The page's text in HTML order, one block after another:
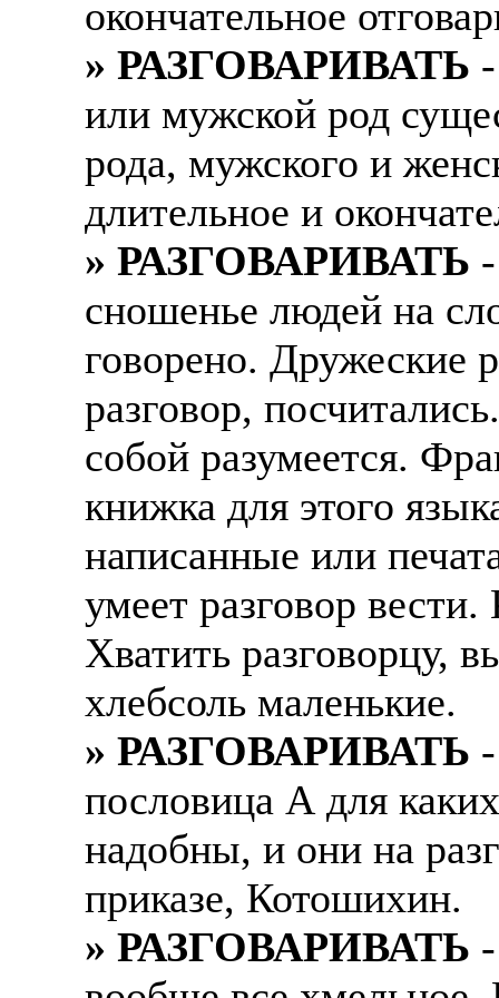
Также смотрите
отправке в другие
А также
рабочий,
стикеровщик.
# работа за границей
# работа за рубежом
# трудоустройство за
# трудоустройство за
В таких банках, как
Промсвязьбанк,
А также в компаниях:
СДЭК, ПЭК и т.д.
В направлениях: без
консультирование,
окончательное
» РАЗГОВАРИВАТЬ
или мужской род
рода, мужского и
длительное и
» РАЗГОВАРИВАТЬ
сношенье людей на
говорено. Дружеские
разговор,
собой разумеется.
книжка для этого
написанные или
умеет разговор
Хватить разговорцу,
хлебсоль маленькие.
» РАЗГОВАРИВАТЬ
пословица А для
надобны, и они на
приказе, Котошихин.
» РАЗГОВАРИВАТЬ